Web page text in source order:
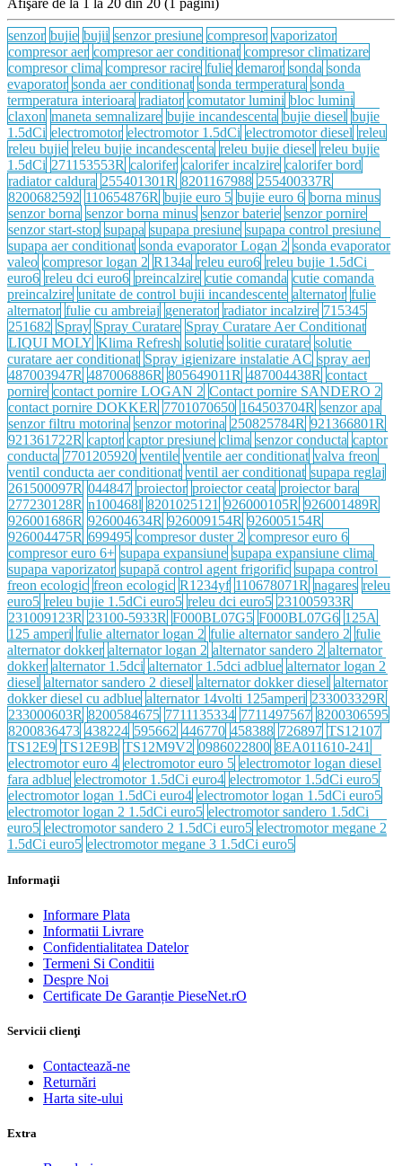
Afişare de la 1 la 20 din 20 (1 pagini)
senzor bujie bujii senzor presiune compresor vaporizator
compresor aer compresor aer conditionat compresor climatizare
compresor clima compresor racire fulie demaror sonda sonda
evaporator sonda aer conditionat sonda termperatura sonda
termperatura interioara radiator comutator lumini bloc lumini
claxon maneta semnalizare bujie incandescenta bujie diesel bujie
1.5dCi electromotor electromotor 1.5dCi electromotor diesel releu
releu bujie releu bujie incandescenta releu bujie diesel releu bujie
1.5dCi 271153553R calorifer calorifer incalzire calorifer bord
radiator caldura 255401301R 8201167988 255400337R
8200682592 110654876R bujie euro 5 bujie euro 6 borna minus
senzor borna senzor borna minus senzor baterie senzor pornire
senzor start-stop supapa supapa presiune supapa control presiune
supapa aer conditionat sonda evaporator Logan 2 sonda evaporator
valeo compresor logan 2 R134a releu euro6 releu bujie 1.5dCi
euro6 releu dci euro6 preincalzire cutie comanda cutie comanda
preincalzire unitate de control bujii incandescente alternator fulie
alternator fulie cu ambreiaj generator radiator incalzire 715345
251682 Spray Spray Curatare Spray Curatare Aer Conditionat
LIQUI MOLY Klima Refresh solutie solitie curatare solutie
curatare aer conditionat Spray igienizare instalatie AC spray aer
487003947R 487006886R 805649011R 487004438R contact
pornire contact pornire LOGAN 2 Contact pornire SANDERO 2
contact pornire DOKKER 7701070650 164503704R senzor apa
senzor filtru motorina senzor motorina 250825784R 921366801R
921361722R captor captor presiune clima senzor conducta captor
conducta 7701205920 ventile ventile aer conditionat valva freon
ventil conducta aer conditionat ventil aer conditionat supapa reglaj
261500097R 044847 proiector proiector ceata proiector bara
277230128R n100468l 8201025121 926000105R 926001489R
926001686R 926004634R 926009154R 926005154R
926004475R 699495 compresor duster 2 compresor euro 6
compresor euro 6+ supapa expansiune supapa expansiune clima
supapa vaporizator supapă control agent frigorific supapa control
freon ecologic freon ecologic R1234yf 110678071R nagares releu
euro5 releu bujie 1.5dCi euro5 releu dci euro5 231005933R
231009123R 23100-5933R F000BL07G5 F000BL07G6 125A
125 amperi fulie alternator logan 2 fulie alternator sandero 2 fulie
alternator dokker alternator logan 2 alternator sandero 2 alternator
dokker alternator 1.5dci alternator 1.5dci adblue alternator logan 2
diesel alternator sandero 2 diesel alternator dokker diesel alternator
dokker diesel cu adblue alternator 14volti 125amperi 233003329R
233000603R 8200584675 7711135334 7711497567 8200306595
8200836473 438224 595662 446770 458388 726897 TS12107
TS12E9 TS12E9B TS12M9V2 0986022800 8EA011610-241
electromotor euro 4 electromotor euro 5 electromotor logan diesel
fara adblue electromotor 1.5dCi euro4 electromotor 1.5dCi euro5
electromotor logan 1.5dCi euro4 electromotor logan 1.5dCi euro5
electromotor logan 2 1.5dCi euro5 electromotor sandero 1.5dCi
euro5 electromotor sandero 2 1.5dCi euro5 electromotor megane 2
1.5dCi euro5 electromotor megane 3 1.5dCi euro5
Informaţii
Informare Plata
Informatii Livrare
Confidentialitatea Datelor
Termeni Si Conditii
Despre Noi
Certificate De Garanție PieseNet.rO
Servicii clienţi
Contactează-ne
Returnări
Harta site-ului
Extra